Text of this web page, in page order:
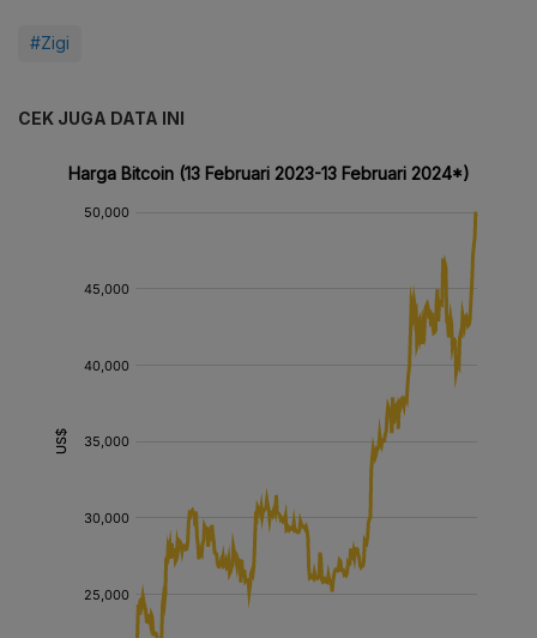
#Zigi
CEK JUGA DATA INI